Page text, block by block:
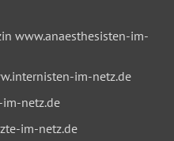
www.anaesthesisten-im-
im-netz.de
netz.de
im-netz.de